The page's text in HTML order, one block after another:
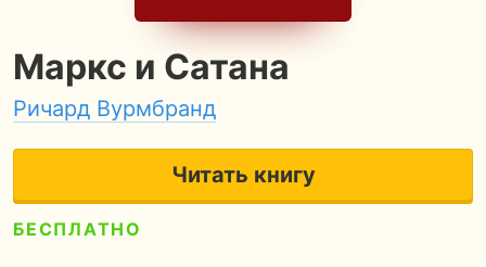
Маркс и Сатана
Ричард Вурмбранд
Читать книгу
БЕСПЛАТНО